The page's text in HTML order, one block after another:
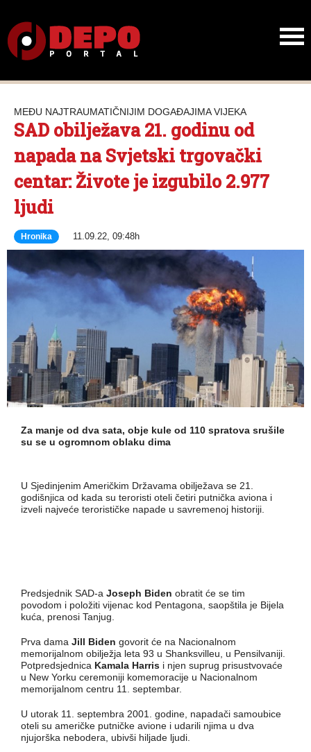
MEĐU NAJTRAUMATIČNIJIM DOGAĐAJIMA VIJEKA
SAD obilježava 21. godinu od
napada na Svjetski trgovački
centar: Živote je izgubilo 2.977
ljudi
Hronika 11.09.22, 09:48h
Za manje od dva sata, obje kule od 110 spratova srušile
su se u ogromnom oblaku dima
U Sjedinjenim Američkim Državama obilježava se 21.
godišnjica od kada su teroristi oteli četiri putnička aviona i
izveli najveće terorističke napade u savremenoj historiji.
Predsjednik SAD-a Joseph Biden obratit će se tim
povodom i položiti vijenac kod Pentagona, saopštila je Bijela
kuća, prenosi Tanjug.
Prva dama Jill Biden govorit će na Nacionalnom
memorijalnom obilježja leta 93 u Shanksvilleu, u Pensilvaniji.
Potpredsjednica Kamala Harris i njen suprug prisustvovaće
u New Yorku ceremoniji komemoracije u Nacionalnom
memorijalnom centru 11. septembar.
U utorak 11. septembra 2001. godine, napadači samoubice
oteli su američke putničke avione i udarili njima u dva
njujorška nebodera, ubivši hiljade ljudi.